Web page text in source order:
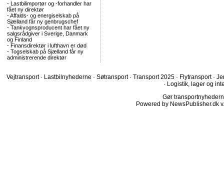
- Lastbilimportør og -forhandler har
fået ny direktør
-Affalds- og energiselskab på
Sjælland får ny genbrugschef
- Tankvognsproducent har fået ny
salgsrådgiver i Sverige, Danmark
og Finland
- Finansdirektør i lufthavn er død
- Togselskab på Sjælland får ny
administrerende direktør
Vejtransport · Lastbilnyhederne · Søtransport · Transport 2025 · Flytransport ·
· Logistik, lager og
Gør
Powered by NewsPublisher.dk